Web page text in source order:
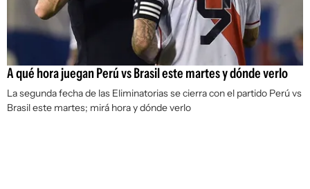
A qué hora juegan Perú vs Brasil este martes y dónde verlo
La segunda fecha de las Eliminatorias se cierra con el partido Perú vs
Brasil este martes; mirá hora y dónde verlo